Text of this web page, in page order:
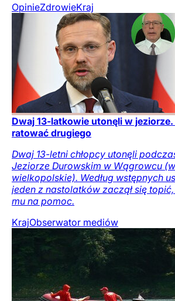
OpinieZdrowieKraj
Dwaj 13-latkowie utonęli w jeziorze.
ratować drugiego
Dwaj 13-letni chłopcy utonęli
Jeziorze Durowskim w Wągrowcu
wielkopolskie). Według wstępnych
jeden z nastolatków zaczął się
mu na pomoc.
KrajObserwator mediów